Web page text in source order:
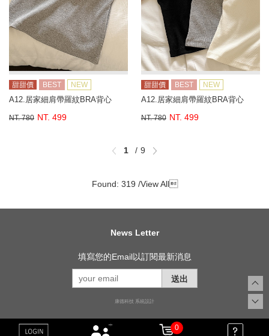
甜甜價 BEST NEW
A12.居家細肩帶羅紋BRA背心
NT. 780 NT. 499
甜甜價 BEST NEW
A12.居家細肩帶羅紋BRA背心
NT. 780 NT. 499
1 9
Found: 319 /View All
News Letter
填寫您的Email以訂閱最新消息
送出
康德科技 系統設計
0